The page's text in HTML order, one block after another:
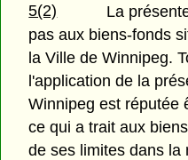
5(2)
La
pas aux biens-fonds
la Ville de Winnipeg.
l'application de la
Winnipeg est réputée
ce qui a trait aux
de ses limites dans la